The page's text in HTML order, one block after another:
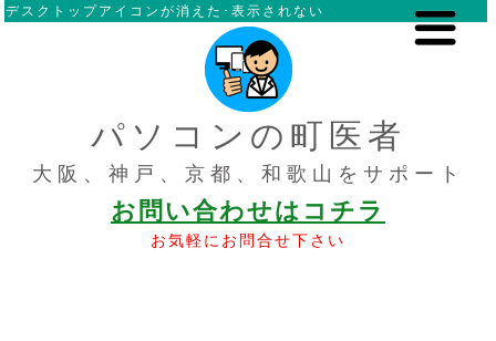
デスクトップアイコンが消えた･表示されない
パソコンの町医者
大阪、神戸、京都、和歌山をサポート
お問い合わせはコチラ
お気軽にお問合せ下さい